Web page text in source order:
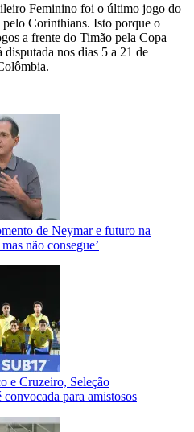
Feminino foi o último jogo do
Corinthians. Isto porque o
a frente do Timão pela Copa
nos dias 5 a 21 de
de Neymar e futuro na
não consegue’
e Cruzeiro, Seleção
para amistosos